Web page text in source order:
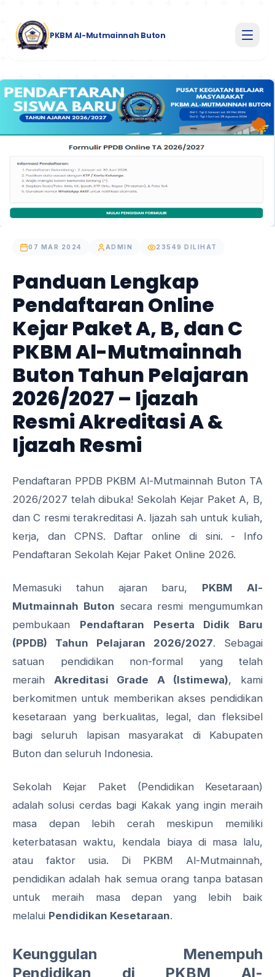
PKBM Al-Mutmainnah Buton
07 MAR 2024 ADMIN 23549 DILIHAT
Panduan Lengkap
Pendaftaran Online
Kejar Paket A, B, dan C
PKBM Al-Mutmainnah
Buton Tahun Pelajaran
2026/2027 – Ijazah
Resmi Akreditasi A &
Ijazah Resmi
Pendaftaran PPDB PKBM Al-Mutmainnah Buton TA
2026/2027 telah dibuka! Sekolah Kejar Paket A, B,
dan C resmi terakreditasi A. Ijazah sah untuk kuliah,
kerja, dan CPNS. Daftar online di sini. - Info
Pendaftaran Sekolah Kejar Paket Online 2026.
Memasuki tahun ajaran baru, PKBM Al-
Mutmainnah Buton secara resmi mengumumkan
pembukaan Pendaftaran Peserta Didik Baru
(PPDB) Tahun Pelajaran 2026/2027. Sebagai
satuan pendidikan non-formal yang telah
meraih Akreditasi Grade A (Istimewa), kami
berkomitmen untuk memberikan akses pendidikan
kesetaraan yang berkualitas, legal, dan fleksibel
bagi seluruh lapisan masyarakat di Kabupaten
Buton dan seluruh Indonesia.
Sekolah Kejar Paket (Pendidikan Kesetaraan)
adalah solusi cerdas bagi Kakak yang ingin meraih
masa depan lebih cerah meskipun memiliki
keterbatasan waktu, kendala biaya di masa lalu,
atau faktor usia. Di PKBM Al-Mutmainnah,
pendidikan adalah hak semua orang tanpa batasan
untuk meraih masa depan yang lebih baik
melalui Pendidikan Kesetaraan.
Keunggulan Menempuh
Pendidikan di PKBM Al-